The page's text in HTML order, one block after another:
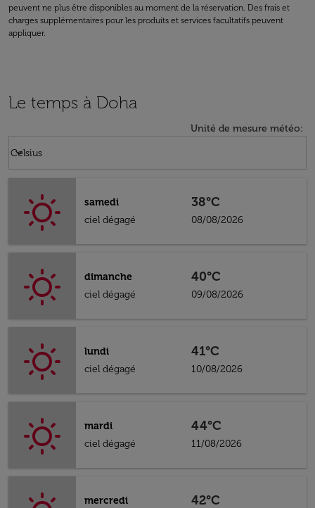
peuvent ne plus être disponibles au moment de la réservation. Des frais et
charges supplémentaires pour les produits et services facultatifs peuvent
appliquer.
Le temps à Doha
Unité de mesure météo:
Celsius
keyboard_arrow_down
samedi
ciel dégagé
38°C
08/08/2026
dimanche
ciel dégagé
40°C
09/08/2026
lundi
ciel dégagé
41°C
10/08/2026
mardi
ciel dégagé
44°C
11/08/2026
mercredi
42°C